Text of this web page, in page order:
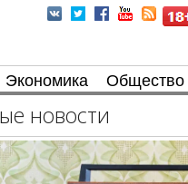
Экономика Общество
новости